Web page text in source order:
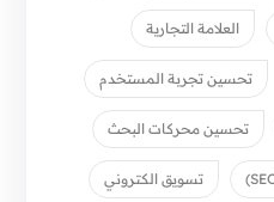
العلامة التجارية
تحسين تجربة المستخدم
تحسين محركات البحث
تسويق الكتروني